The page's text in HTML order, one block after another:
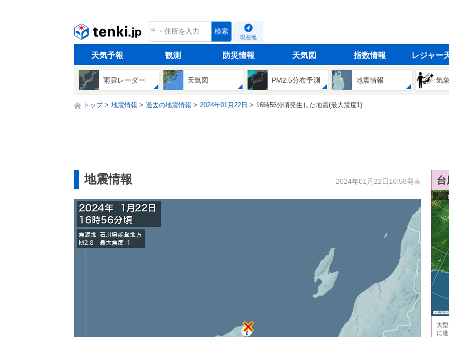
tenki.jp 検索
現在地
天気予報 観測 防災情報 天気図 指数情報 レジャー
雨雲レーダー 天気図 PM2.5分布予測 地震情報 気
トップ 地震情報 過去の地震情報 2024年01月22日 16時56分頃発生した地震(最大震度1)
地震情報 2024年01月22日16:58発表
大
に